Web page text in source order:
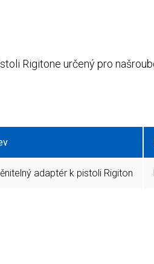
Rigitone určený pro
adaptér k pistoli Rigiton